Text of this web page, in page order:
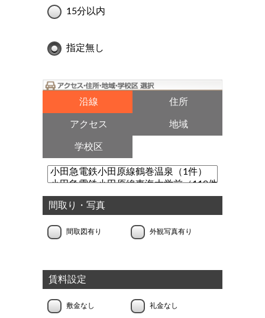
15分以内
指定無し
沿線 住所
アクセス 地域
学校区
間取り・写真
間取図有り 外観写真有り
賃料設定
敷金なし 礼金なし